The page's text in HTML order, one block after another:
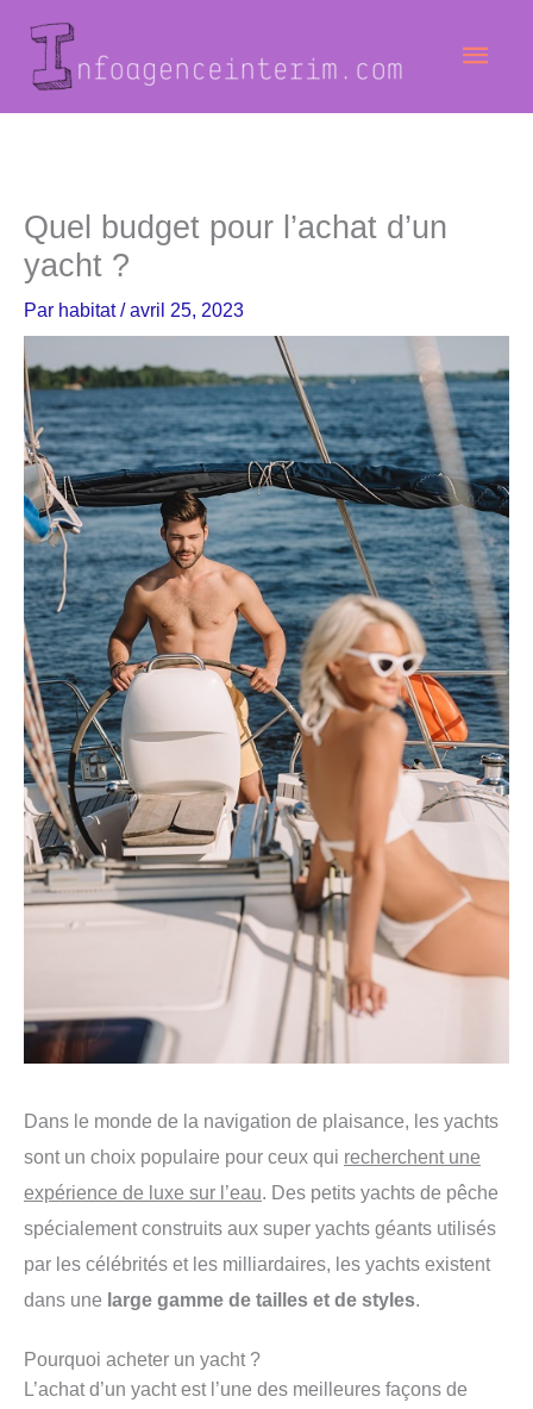
contenu
Quel budget pour l’achat d’un
yacht ?
Par habitat/avril 25, 2023
Dans le monde de la navigation de plaisance, les yachts
sont un choix populaire pour ceux qui recherchent une
expérience de luxe sur l’eau. Des petits yachts de pêche
spécialement construits aux super yachts géants utilisés
par les célébrités et les milliardaires, les yachts existent
dans une large gamme de tailles et de styles.
Pourquoi acheter un yacht ?
L’achat d’un yacht est l’une des meilleures façons de